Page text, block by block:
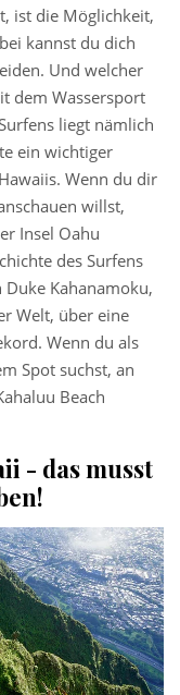
ist die Möglichkeit,
kannst du dich
Und welcher
dem Wassersport
liegt nämlich
ein wichtiger
Wenn du dir
willst,
Insel Oahu
des Surfens
Kahanamoku,
Welt, über eine
Wenn du als
Spot suchst, an
Beach
- das musst